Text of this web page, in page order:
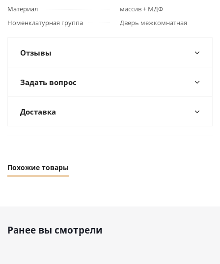
Материал
массив + МДФ
Номенклатурная группа
Дверь межкомнатная
Отзывы
Задать вопрос
Доставка
Похожие товары
Ранее вы смотрели